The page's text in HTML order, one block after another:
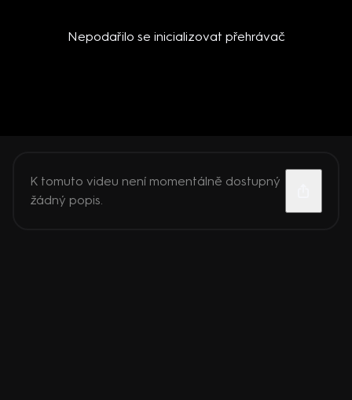
Nepodařilo se inicializovat přehrávač
K tomuto videu není momentálně dostupný
žádný popis.